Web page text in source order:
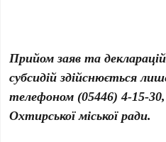
Прийом заяв та
субсидій здійснюється
телефоном (05446) 4-15-
Охтирської міської ради.